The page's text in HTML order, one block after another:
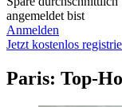
angemeldet bist
Anmelden
Jetzt kostenlos
Paris: Top-